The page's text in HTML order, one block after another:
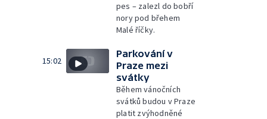
pes – zalezl do bobří
nory pod břehem
Malé říčky.
15:02
Parkování v
Praze mezi
svátky
Během vánočních
svátků budou v Praze
platit zvýhodněné